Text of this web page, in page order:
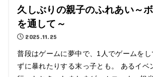
久しぶりの親子のふれあい～
を通して～
2025.11.25
普段はゲームに夢中で、1人でゲームを
ずに暴れたりする末っ子とも。 あるイベ